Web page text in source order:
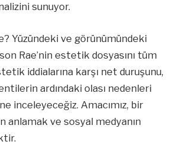
sunuyor.
Yüzündeki ve görünümündeki
Rae’nin estetik dosyasını tüm
iddialarına karşı net duruşunu,
ardındaki olası nedenleri
inceleyeceğiz. Amacımız, bir
ve sosyal medyanın